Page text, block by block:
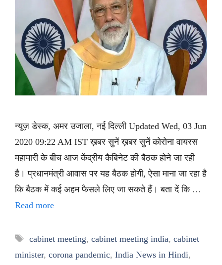
न्यूज़ डेस्क, अमर उजाला, नई दिल्ली Updated Wed, 03 Jun
2020 09:22 AM IST ख़बर सुनें ख़बर सुनें कोरोना वायरस
महामारी के बीच आज केंद्रीय कैबिनेट की बैठक होने जा रही
है। प्रधानमंत्री आवास पर यह बैठक होगी, ऐसा माना जा रहा है
कि बैठक में कई अहम फैसले लिए जा सकते हैं। बता दें कि …
Read more
Tags
cabinet meeting, cabinet meeting india, cabinet
minister, corona pandemic, India News in Hindi,